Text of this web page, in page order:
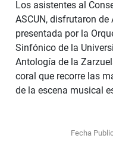
Los asistentes al
ASCUN, disfrutaron
presentada por la
Sinfónico de la
Antología de la
coral que recorre las
de la escena musical
Fecha